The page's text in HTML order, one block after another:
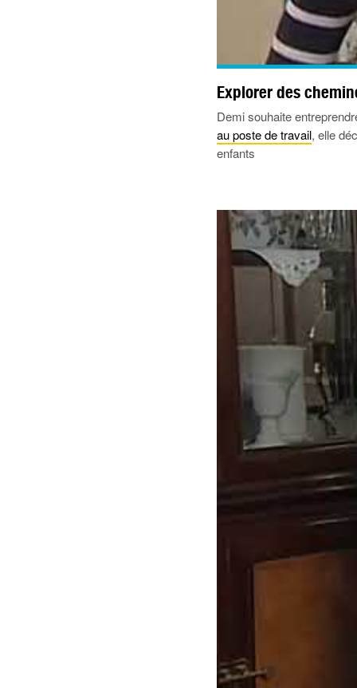
Explorer des
Demi souhaite
au poste de travail, elle
enfants